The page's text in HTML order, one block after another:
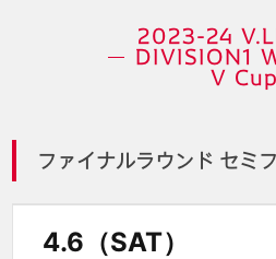
2023-24
DIVISION1
V Cup
ファイナルラウンド セミ
4.6（SAT）